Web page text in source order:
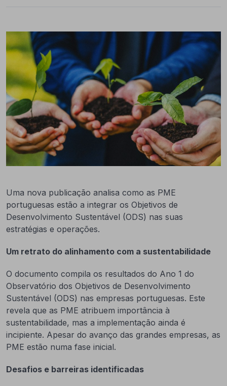
Uma nova publicação analisa como as PME
portuguesas estão a integrar os Objetivos de
Desenvolvimento Sustentável (ODS) nas suas
estratégias e operações.
Um retrato do alinhamento com a sustentabilidade
O documento compila os resultados do Ano 1 do
Observatório dos Objetivos de Desenvolvimento
Sustentável (ODS) nas empresas portuguesas. Este
revela que as PME atribuem importância à
sustentabilidade, mas a implementação ainda é
incipiente. Apesar do avanço das grandes empresas, as
PME estão numa fase inicial.
Desafios e barreiras identificadas